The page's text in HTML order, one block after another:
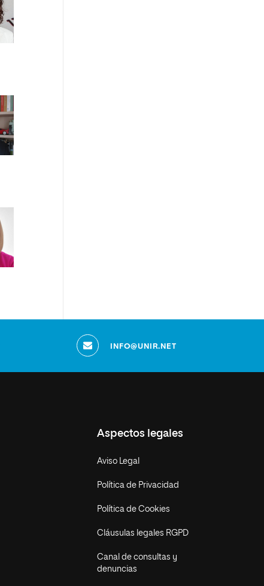
INFO@UNIR.NET
Aspectos legales
Aviso Legal
Política de Privacidad
Política de Cookies
Cláusulas legales RGPD
Canal de consultas y
denuncias